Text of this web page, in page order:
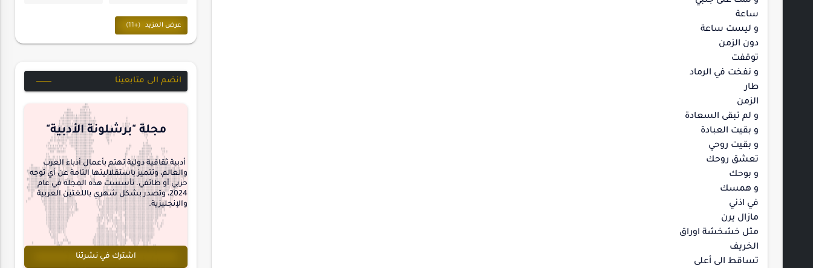
ساعة
و ليست ساعة
دون الزمن
توقفت
و نفخت في الرماد
طار
الزمن
و لم تبقى السعادة
و بقيت العبادة
و بقيت روحي
تعشق روحك
و بوحك
و همسك
في اذني
مازال يرن
مثل خشخشة اوراق
الخريف
تساقط الى أعلى
المسرح
حسن_يارتي حوارات
منشورتنا هايكو
interview
انضم الى متابعينا
مجلة "برشلونة الأدبية"
أدبية ثقافية دولية تهتم بأعمال أدباء العرب
والعالم، وتتميز باستقلاليتها التامة عن أي توجه
حزبي أو طائفي. تأسست هذه المجلة في عام
2024، وتصدر بشكل شهري باللغتين العربية
والإنجليزية.
اشترك في نشرتنا